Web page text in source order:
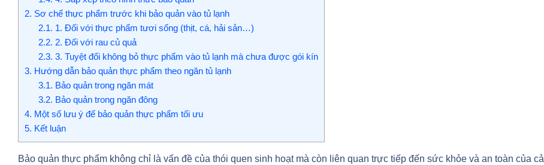
2. Sơ chế thực phẩm trước khi bảo quản vào tủ lạnh
2.1. 1. Đối với thực phẩm tươi sống (thịt, cá, hải sản…)
2.2. 2. Đối với rau củ quả
2.3. 3. Tuyệt đối không bỏ thực phẩm vào tủ lạnh mà chưa được gói kín
3. Hướng dẫn bảo quản thực phẩm theo ngăn tủ lạnh
3.1. Bảo quản trong ngăn mát
3.2. Bảo quản trong ngăn đông
4. Một số lưu ý để bảo quản thực phẩm tối ưu
5. Kết luận
Bảo quản thực phẩm không chỉ là vấn đề của thói quen sinh hoạt mà còn liên quan trực tiếp đến sức khỏe và an toàn của cả